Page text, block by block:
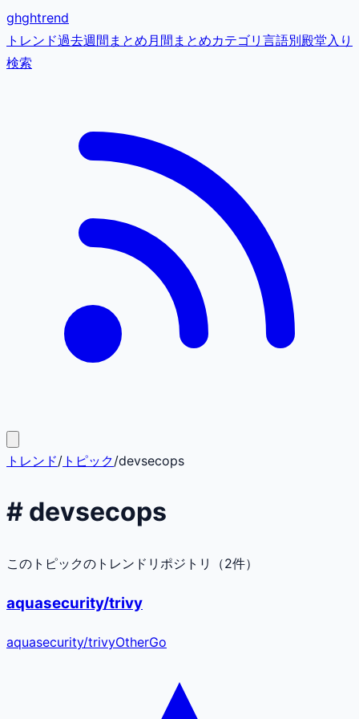
ghghtrend
トレンド過去週間まとめ月間まとめカテゴリ 言語別殿堂入り
検索
トレンド/ トピック/devsecops
# devsecops
このトピックのトレンドリポジトリ（2件）
aquasecurity/trivy
aquasecurity/trivyOtherGo